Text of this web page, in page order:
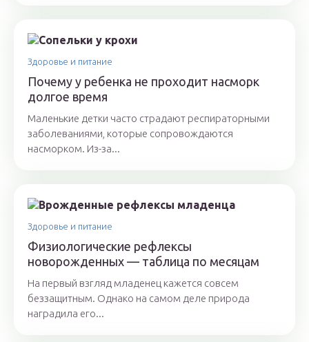
Здоровье и питание
Почему у ребенка не проходит насморк
долгое время
Маленькие детки часто страдают респираторными
заболеваниями, которые сопровождаются
насморком. Из-за...
Здоровье и питание
Физиологические рефлексы
новорожденных — таблица по месяцам
На первый взгляд младенец кажется совсем
беззащитным. Однако на самом деле природа
наградила его...